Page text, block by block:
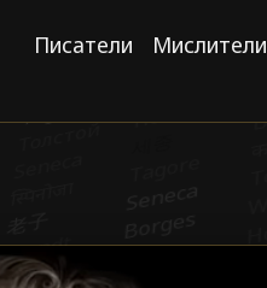
Писатели Мислители